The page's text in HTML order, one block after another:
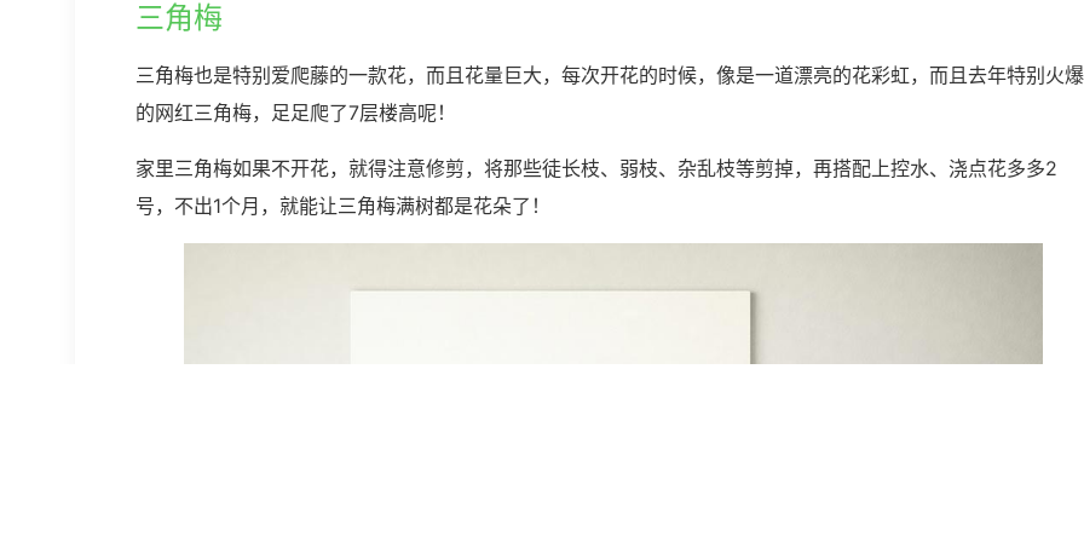
三角梅
三角梅也是特别爱爬藤的一款花，而且花量巨大，每次开花的时候，像是一道漂亮的花彩虹，而且去年特别火爆
的网红三角梅，足足爬了7层楼高呢！
家里三角梅如果不开花，就得注意修剪，将那些徒长枝、弱枝、杂乱枝等剪掉，再搭配上控水、浇点花多多2
号，不出1个月，就能让三角梅满树都是花朵了！